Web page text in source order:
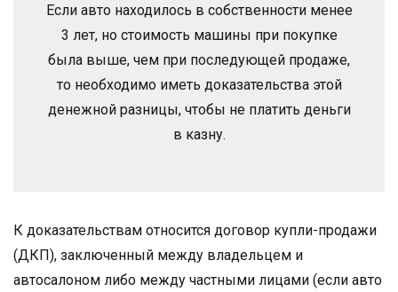
Если авто находилось в собственности менее
3 лет, но стоимость машины при покупке
была выше, чем при последующей продаже,
то необходимо иметь доказательства этой
денежной разницы, чтобы не платить деньги
в казну.
К доказательствам относится договор купли-продажи
(ДКП), заключенный между владельцем и
автосалоном либо между частными лицами (если авто